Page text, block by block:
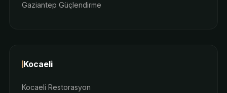
Gaziantep Güçlendirme
Kocaeli
Kocaeli Restorasyon